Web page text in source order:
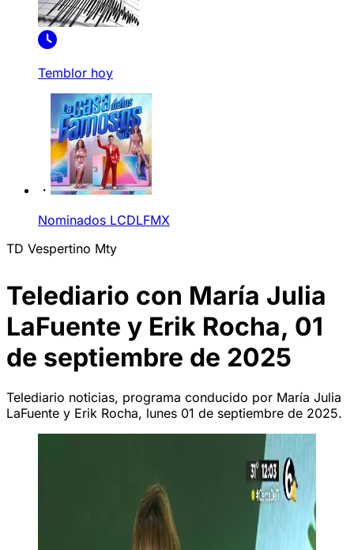
Temblor hoy
Nominados LCDLFMX
TD Vespertino Mty
Telediario con María Julia
LaFuente y Erik Rocha, 01
de septiembre de 2025
Telediario noticias, programa conducido por María Julia
LaFuente y Erik Rocha, lunes 01 de septiembre de 2025.